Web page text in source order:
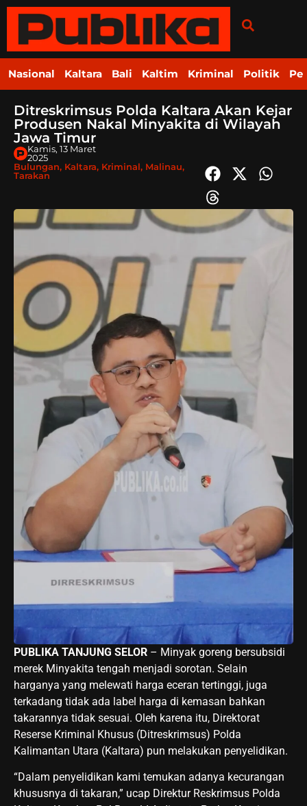
Nasional Kaltara Bali Kaltim Kriminal Politik
Ditreskrimsus Polda Kaltara Akan Kejar
Produsen Nakal Minyakita di Wilayah
Jawa Timur
Kamis, 13 Maret
2025
Bulungan, Kaltara, Kriminal, Malinau,
Tarakan
PUBLIKA TANJUNG SELOR – Minyak goreng bersubsidi
merek Minyakita tengah menjadi sorotan. Selain
harganya yang melewati harga eceran tertinggi, juga
terkadang tidak ada label harga di kemasan bahkan
takarannya tidak sesuai. Oleh karena itu, Direktorat
Reserse Kriminal Khusus (Ditreskrimsus) Polda
Kalimantan Utara (Kaltara) pun melakukan penyelidikan.
“Dalam penyelidikan kami temukan adanya kecurangan
khususnya di takaran,” ucap Direktur Reskrimsus Polda